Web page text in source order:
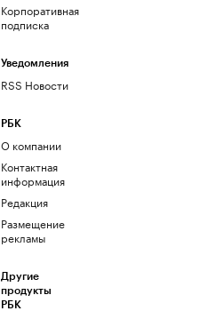
Корпоративная
подписка
Уведомления
RSS Новости
РБК
О компании
Контактная
информация
Редакция
Размещение
рекламы
Другие
продукты
РБК